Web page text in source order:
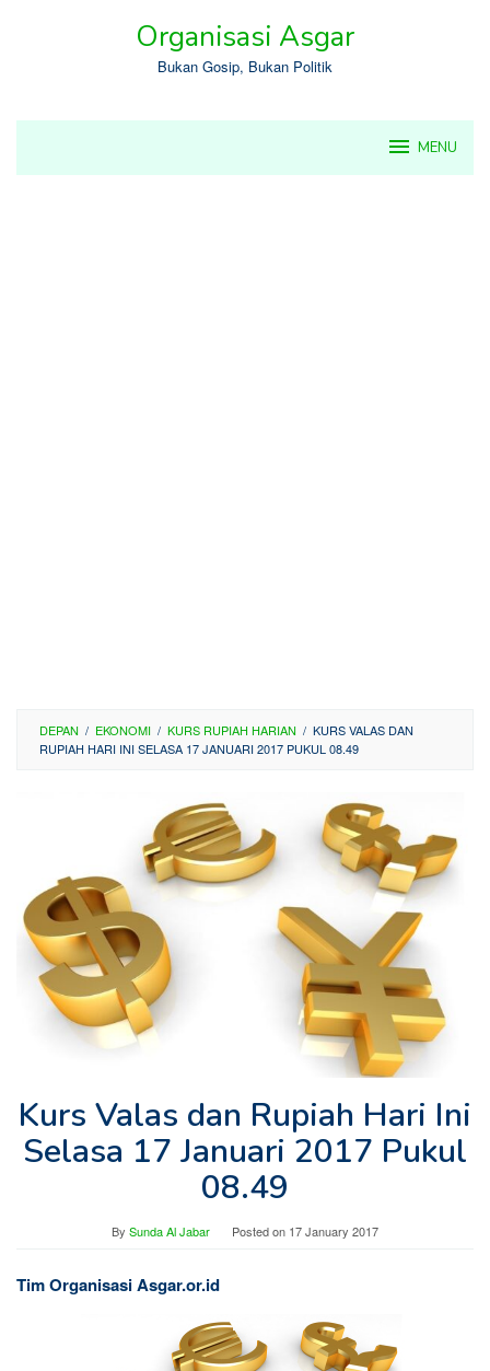
Organisasi Asgar
Bukan Gosip, Bukan Politik
MENU
DEPAN / EKONOMI / KURS RUPIAH HARIAN / KURS VALAS DAN
RUPIAH HARI INI SELASA 17 JANUARI 2017 PUKUL 08.49
Kurs Valas dan Rupiah Hari Ini
Selasa 17 Januari 2017 Pukul
08.49
By Sunda Al Jabar Posted on 17 January 2017
Tim Organisasi Asgar.or.id